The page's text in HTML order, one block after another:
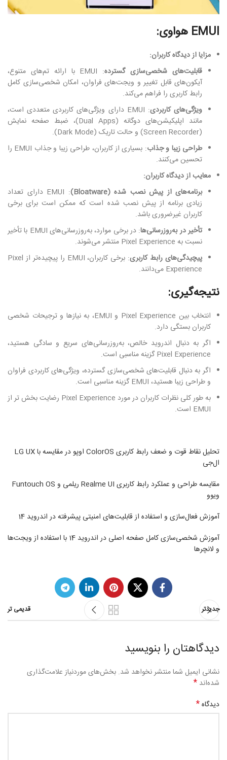
EMUI هواوی:
مزایا از دیدگاه کاربران:
قابلیت‌های شخصی‌سازی گسترده
: EMUI با ارائه تم‌های متنوع،
آیکون‌های قابل تغییر و ویجت‌های فراوان، امکان شخصی‌سازی کامل
رابط کاربری را فراهم می‌کند.
ویژگی‌های کاربردی
: EMUI دارای ویژگی‌های کاربردی متعددی است،
مانند اپلیکیشن‌های دوگانه (Dual Apps)، ضبط صفحه نمایش
(Screen Recorder) و حالت تاریک (Dark Mode).
طراحی زیبا و جذاب
: بسیاری از کاربران، طراحی زیبا و جذاب EMUI را
تحسین می‌کنند.
معایب از دیدگاه کاربران:
برنامه‌های از پیش نصب شده (Bloatware)
: EMUI دارای تعداد
زیادی برنامه از پیش نصب شده است که ممکن است برای برخی
کاربران غیرضروری باشد.
تأخیر در به‌روزرسانی‌ها
: در برخی موارد، به‌روزرسانی‌های EMUI با تأخیر
نسبت به Pixel Experience منتشر می‌شوند.
پیچیدگی‌های رابط کاربری
: برخی کاربران، EMUI را پیچیده‌تر از Pixel
Experience می‌دانند.
نتیجه‌گیری:
انتخاب بین Pixel Experience و EMUI، به نیازها و ترجیحات شخصی
کاربران بستگی دارد.
اگر به دنبال اندروید خالص، به‌روزرسانی‌های سریع و سادگی هستید،
Pixel Experience گزینه مناسبی است.
اگر به دنبال قابلیت‌های شخصی‌سازی گسترده، ویژگی‌های کاربردی فراوان
و طراحی زیبا هستید، EMUI گزینه مناسبی است.
به طور کلی نظرات کاربران در مورد Pixel Experience رضایت بخش تر از
EMUI است.
تحلیل نقاط قوت و ضعف رابط کاربری ColorOS اوپو در مقایسه با LG UX
ال‌جی
مقایسه طراحی و عملکرد رابط کاربری Realme UI ریلمی و Funtouch OS
ویوو
آموزش فعال‌سازی و استفاده از قابلیت‌های امنیتی پیشرفته در اندروید 14
آموزش شخصی‌سازی کامل صفحه اصلی در اندروید 14 با استفاده از ویجت‌ها
و لانچرها
جدیدتر قدیمی تر
دیدگاهتان را بنویسید
نشانی ایمیل شما منتشر نخواهد شد. بخش‌های موردنیاز علامت‌گذاری
شده‌اند *
دیدگاه*